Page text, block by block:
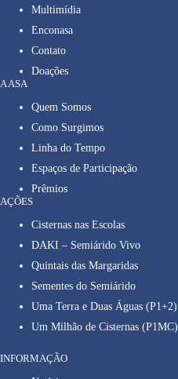
Multimídia
Enconasa
Contato
Doações
A ASA
Quem Somos
Como Surgimos
Linha do Tempo
Espaços de Participação
Prêmios
AÇÕES
Cisternas nas Escolas
DAKI – Semiárido Vivo
Quintais das Margaridas
Sementes do Semiárido
Uma Terra e Duas Águas (P1+2)
Um Milhão de Cisternas (P1MC)
INFORMAÇÃO